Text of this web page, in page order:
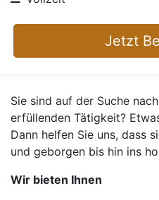
Jetzt
Sie sind auf der Suche
erfüllenden Tätigkeit?
Dann helfen Sie uns, dass
und geborgen bis hin ins
Wir bieten Ihnen